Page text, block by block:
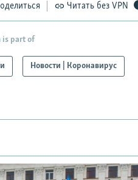
Читать без VPN
is part of
Новости | Коронавирус